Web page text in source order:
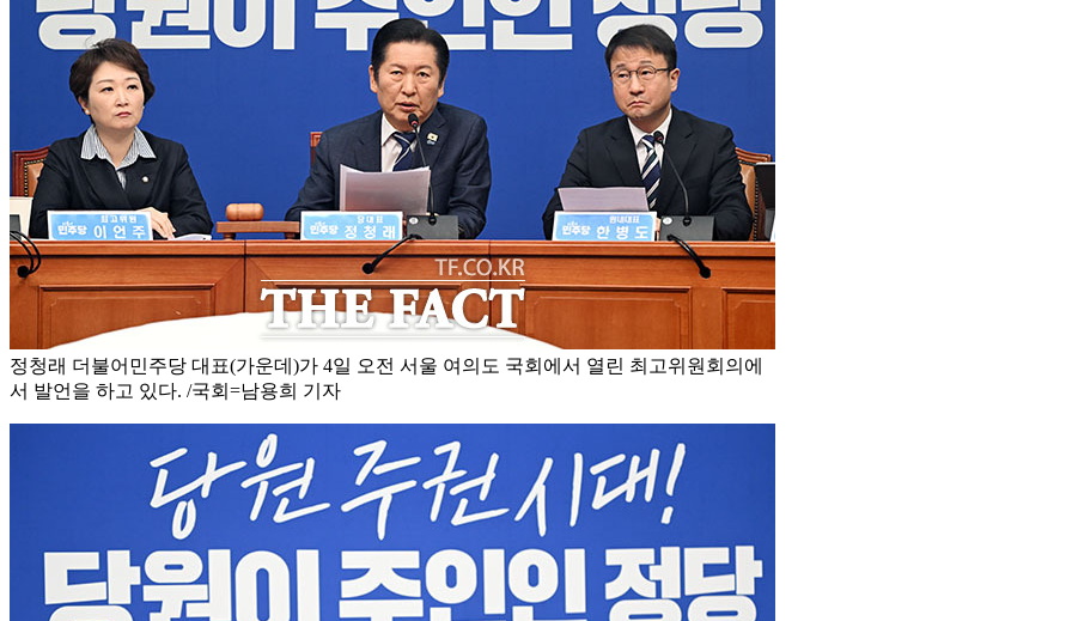
정청래 더불어민주당 대표(가운데)가 4일 오전 서울 여의도 국회에서 열린 최고위원회의에
서 발언을 하고 있다. /국회=남용희 기자